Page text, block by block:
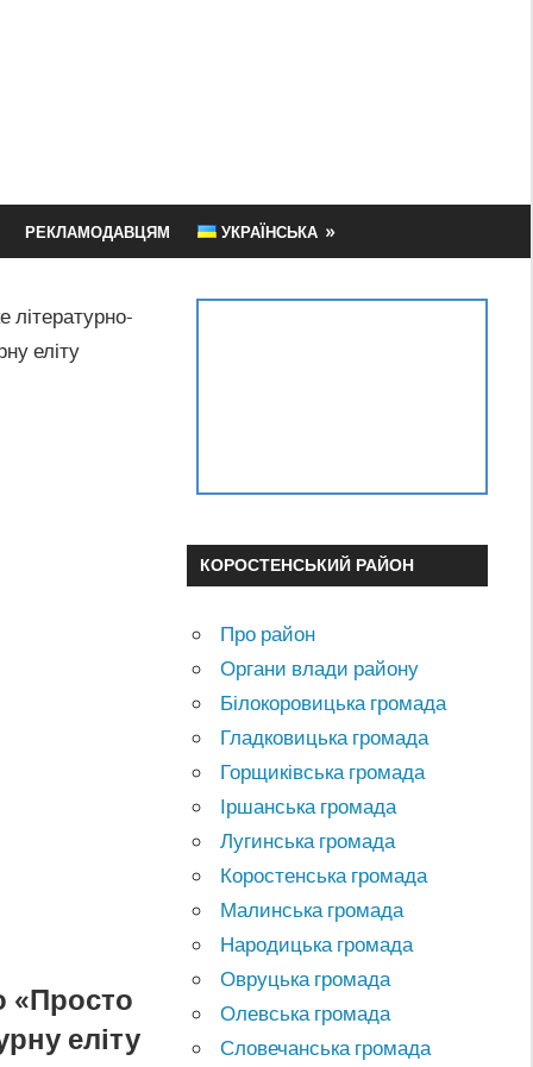
РЕКЛАМОДАВЦЯМ УКРАЇНСЬКА
літературно-
еліту
«Просто
еліту
КОРОСТЕНСЬКИЙ РАЙОН
Про район
Органи влади району
Білокоровицька громада
Гладковицька громада
Горщиківська громада
Іршанська громада
Лугинська громада
Коростенська громада
Малинська громада
Народицька громада
Овруцька громада
Олевська громада
Словечанська громада